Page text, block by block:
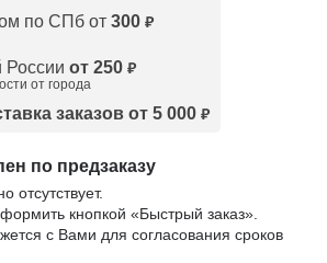
по СПб от 300 ₽
России от 250 ₽
от города
заказов от 5 000 ₽
по предзаказу
отсутствует.
кнопкой «Быстрый заказ».
с Вами для согласования сроков